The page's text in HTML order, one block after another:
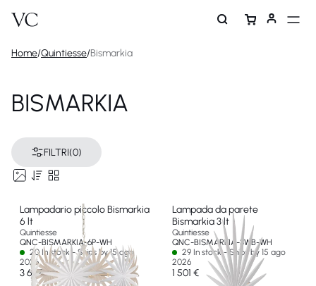
Home/Quintiesse/Bismarkia
BISMARKIA
FILTRI(0)
Lampadario piccolo Bismarkia
6 lt
Quintiesse
QNC-BISMARKIA-6P-WH
20 In stock - Ships by 15 ago
2026
3 697 €
Lampada da parete
Bismarkia 3 lt
Quintiesse
QNC-BISMARKIA-3WB-WH
29 In stock - Ships by 15 ago
2026
1 501 €